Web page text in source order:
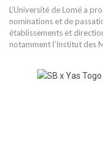
L’Université de Lomé a
nominations et de
établissements et
notamment l’Institut des